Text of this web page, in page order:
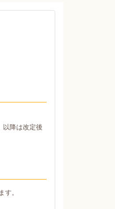
以降は改定後
す。